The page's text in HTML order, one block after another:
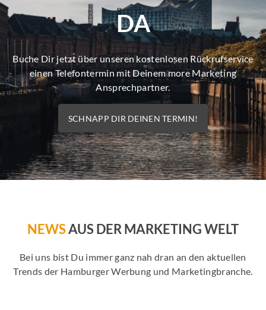
DA
Buche Dir jetzt über unseren kostenlosen Rückrufservice
einen Telefontermin mit Deinem more Marketing
Ansprechpartner.
SCHNAPP DIR DEINEN TERMIN!
NEWSAUS DER MARKETING WELT
Bei uns bist Du immer ganz nah dran an den aktuellen
Trends der Hamburger Werbung und Marketingbranche.